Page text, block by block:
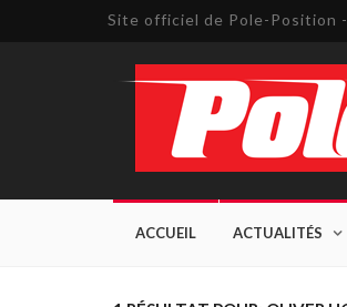
Site officiel de Pole-Position
ACCUEIL ACTUALITÉS